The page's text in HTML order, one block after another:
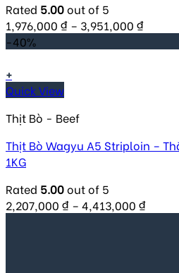
Rated 5.00out of 5
1,976,000 ₫ – 3,951,000 ₫
-40%
+
Quick View
Thịt Bò - Beef
Thịt Bò Wagyu A5 Striploin –
1KG
Rated 5.00out of 5
2,207,000 ₫ – 4,413,000 ₫